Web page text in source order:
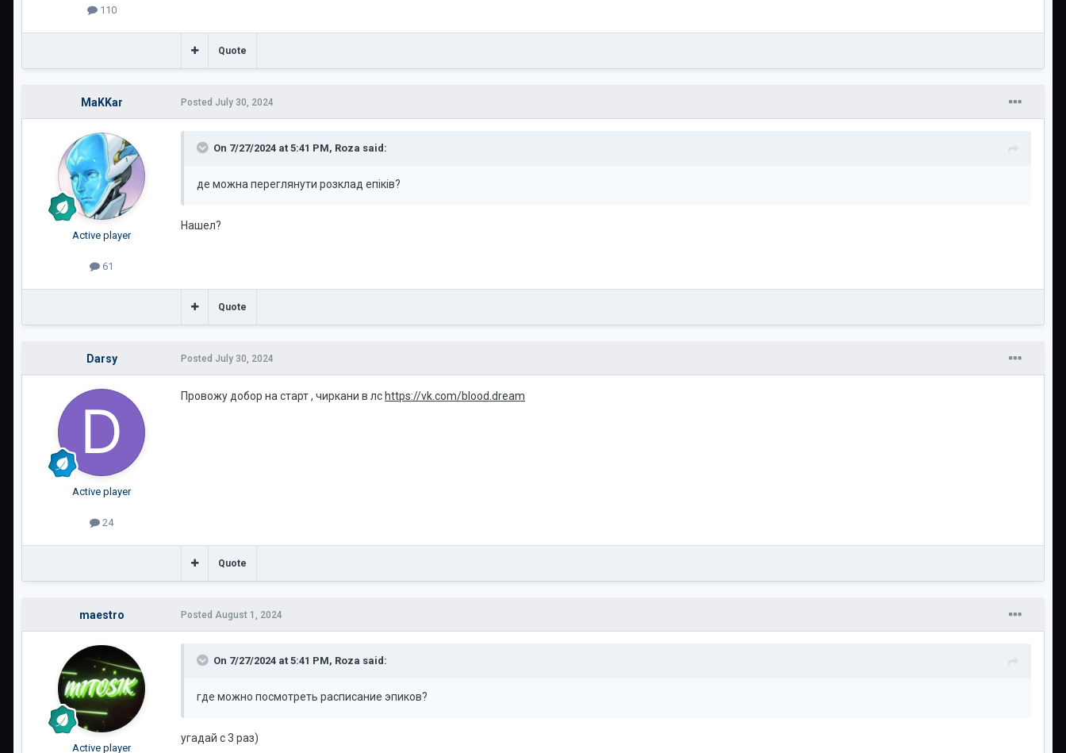
110
Quote
MaKKar
Active player
61
Posted July 30, 2024
On 7/27/2024 at 5:41 PM, Roza said:
де можна переглянути розклад епіків?
Нашел?
Quote
Darsy
Active player
24
Posted July 30, 2024
Провожу добор на старт , чиркани в лс https://vk.com/blood.dream
Quote
maestro
Active player
Posted August 1, 2024
On 7/27/2024 at 5:41 PM, Roza said:
где можно посмотреть расписание эпиков?
угадай с 3 раз)